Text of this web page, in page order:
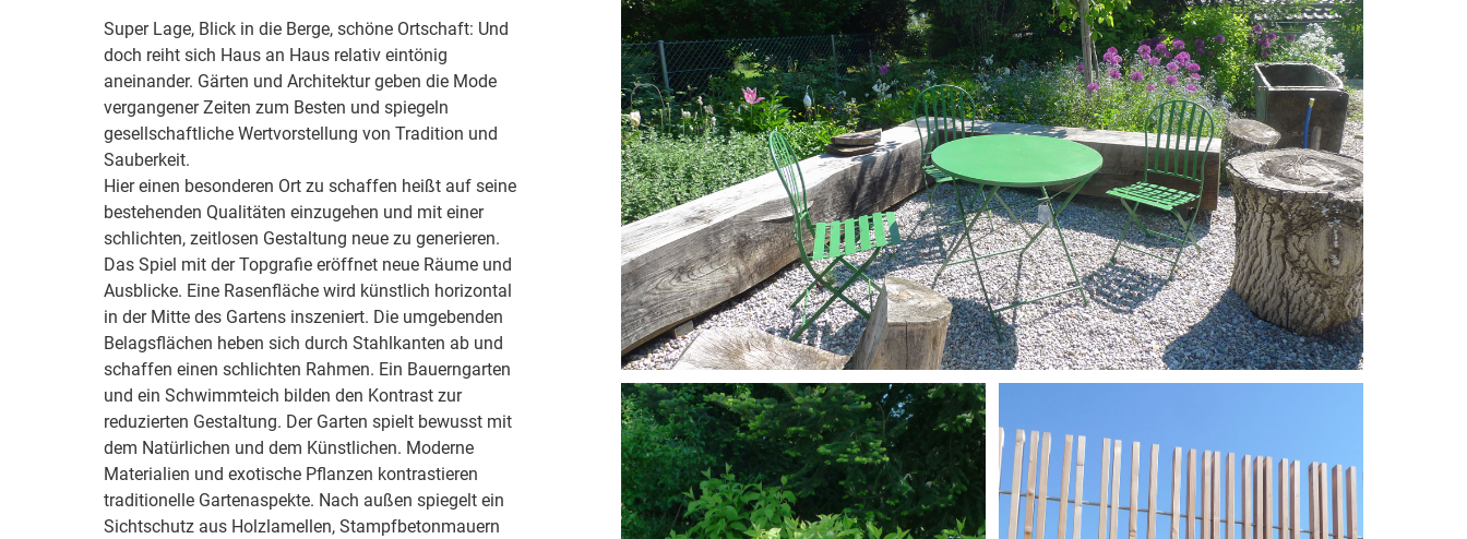
Super Lage, Blick in die Berge, schöne Ortschaft: Und
doch reiht sich Haus an Haus relativ eintönig
aneinander. Gärten und Architektur geben die Mode
vergangener Zeiten zum Besten und spiegeln
gesellschaftliche Wertvorstellung von Tradition und
Sauberkeit.
Hier einen besonderen Ort zu schaffen heißt auf seine
bestehenden Qualitäten einzugehen und mit einer
schlichten, zeitlosen Gestaltung neue zu generieren.
Das Spiel mit der Topgrafie eröffnet neue Räume und
Ausblicke. Eine Rasenfläche wird künstlich horizontal
in der Mitte des Gartens inszeniert. Die umgebenden
Belagsflächen heben sich durch Stahlkanten ab und
schaffen einen schlichten Rahmen. Ein Bauerngarten
und ein Schwimmteich bilden den Kontrast zur
reduzierten Gestaltung. Der Garten spielt bewusst mit
dem Natürlichen und dem Künstlichen. Moderne
Materialien und exotische Pflanzen kontrastieren
traditionelle Gartenaspekte. Nach außen spiegelt ein
Sichtschutz aus Holzlamellen, Stampfbetonmauern